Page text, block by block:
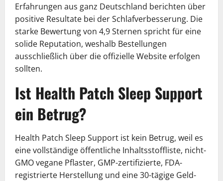
Erfahrungen aus ganz Deutschland berichten über
positive Resultate bei der Schlafverbesserung. Die
starke Bewertung von 4,9 Sternen spricht für eine
solide Reputation, weshalb Bestellungen
ausschließlich über die offizielle Website erfolgen
sollten.
Ist Health Patch Sleep Support
ein Betrug?
Health Patch Sleep Support ist kein Betrug, weil es
eine vollständige öffentliche Inhaltsstoffliste, nicht-
GMO vegane Pflaster, GMP-zertifizierte, FDA-
registrierte Herstellung und eine 30-tägige Geld-